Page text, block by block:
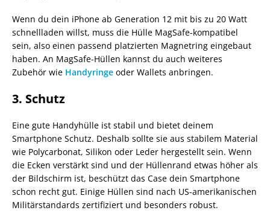
Wenn du dein iPhone ab Generation 12 mit bis zu 20 Watt
schnellladen willst, muss die Hülle MagSafe-kompatibel
sein, also einen passend platzierten Magnetring eingebaut
haben. An MagSafe-Hüllen kannst du auch weiteres
Zubehör wie Handyringe oder Wallets anbringen.
3. Schutz
Eine gute Handyhülle ist stabil und bietet deinem
Smartphone Schutz. Deshalb sollte sie aus stabilem Material
wie Polycarbonat, Silikon oder Leder hergestellt sein. Wenn
die Ecken verstärkt sind und der Hüllenrand etwas höher als
der Bildschirm ist, beschützt das Case dein Smartphone
schon recht gut. Einige Hüllen sind nach US-amerikanischen
Militärstandards zertifiziert und besonders robust.